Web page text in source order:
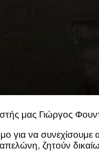
μας Γιώργος
για να
ζητούν